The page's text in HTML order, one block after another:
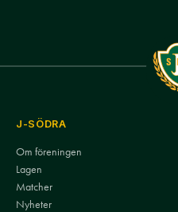
J-SÖDRA
Om föreningen
Lagen
Matcher
Nyheter